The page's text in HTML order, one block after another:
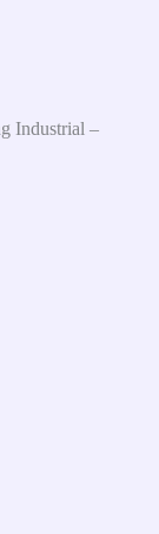
Industrial –